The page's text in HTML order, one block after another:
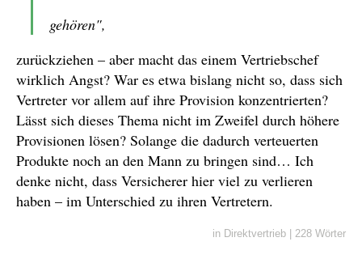
gehören",
zurückziehen – aber macht das einem Vertriebschef
wirklich Angst? War es etwa bislang nicht so, dass sich
Vertreter vor allem auf ihre Provision konzentrierten?
Lässt sich dieses Thema nicht im Zweifel durch höhere
Provisionen lösen? Solange die dadurch verteuerten
Produkte noch an den Mann zu bringen sind… Ich
denke nicht, dass Versicherer hier viel zu verlieren
haben – im Unterschied zu ihren Vertretern.
in Direktvertrieb 228 Wörter